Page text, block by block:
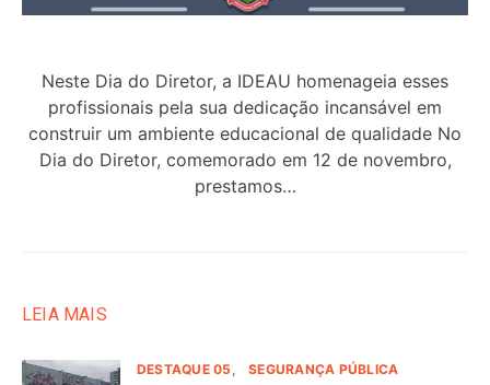
Neste Dia do Diretor, a IDEAU homenageia esses
profissionais pela sua dedicação incansável em
construir um ambiente educacional de qualidade No
Dia do Diretor, comemorado em 12 de novembro,
prestamos…
LEIA MAIS
DESTAQUE 05 SEGURANÇA PÚBLICA